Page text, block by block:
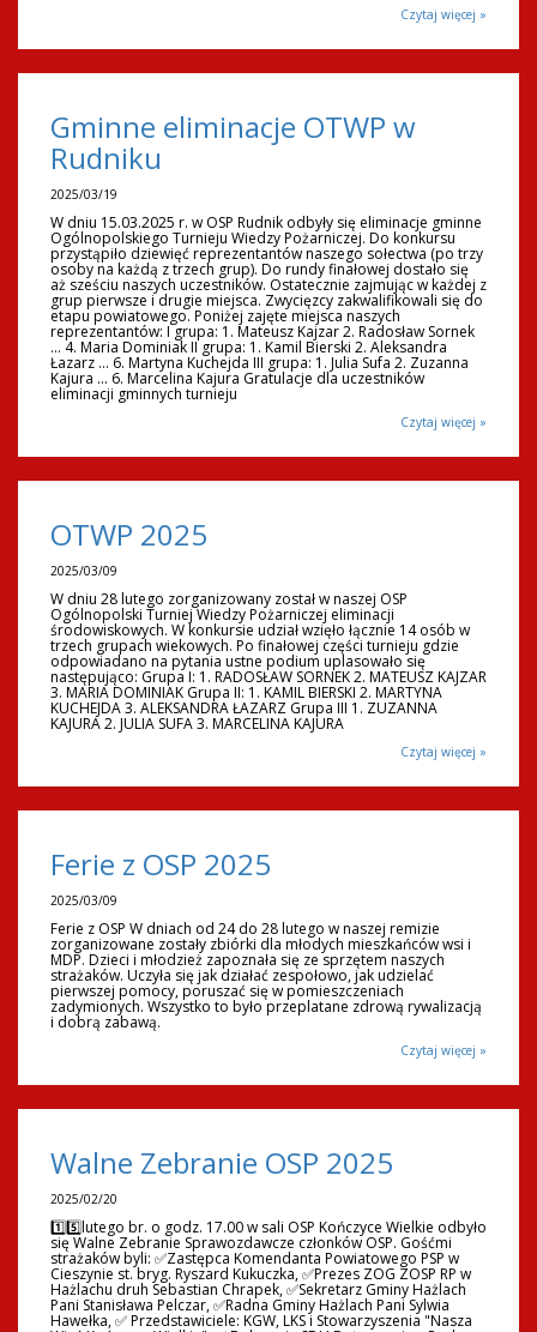
Czytaj więcej »
Gminne eliminacje OTWP w
Rudniku
2025/03/19
W dniu 15.03.2025 r. w OSP Rudnik odbyły się eliminacje gminne
Ogólnopolskiego Turnieju Wiedzy Pożarniczej. Do konkursu
przystąpiło dziewięć reprezentantów naszego sołectwa (po trzy
osoby na każdą z trzech grup). Do rundy finałowej dostało się
aż sześciu naszych uczestników. Ostatecznie zajmując w każdej z
grup pierwsze i drugie miejsca. Zwycięzcy zakwalifikowali się do
etapu powiatowego. Poniżej zajęte miejsca naszych
reprezentantów: I grupa: 1. Mateusz Kajzar 2. Radosław Sornek
... 4. Maria Dominiak II grupa: 1. Kamil Bierski 2. Aleksandra
Łazarz ... 6. Martyna Kuchejda III grupa: 1. Julia Sufa 2. Zuzanna
Kajura ... 6. Marcelina Kajura Gratulacje dla uczestników
eliminacji gminnych turnieju
Czytaj więcej »
OTWP 2025
2025/03/09
W dniu 28 lutego zorganizowany został w naszej OSP
Ogólnopolski Turniej Wiedzy Pożarniczej eliminacji
środowiskowych. W konkursie udział wzięło łącznie 14 osób w
trzech grupach wiekowych. Po finałowej części turnieju gdzie
odpowiadano na pytania ustne podium uplasowało się
następująco: Grupa I: 1. RADOSŁAW SORNEK 2. MATEUSZ KAJZAR
3. MARIA DOMINIAK Grupa II: 1. KAMIL BIERSKI 2. MARTYNA
KUCHEJDA 3. ALEKSANDRA ŁAZARZ Grupa III 1. ZUZANNA
KAJURA 2. JULIA SUFA 3. MARCELINA KAJURA
Czytaj więcej »
Ferie z OSP 2025
2025/03/09
Ferie z OSP W dniach od 24 do 28 lutego w naszej remizie
zorganizowane zostały zbiórki dla młodych mieszkańców wsi i
MDP. Dzieci i młodzież zapoznała się ze sprzętem naszych
strażaków. Uczyła się jak działać zespołowo, jak udzielać
pierwszej pomocy, poruszać się w pomieszczeniach
zadymionych. Wszystko to było przeplatane zdrową rywalizacją
i dobrą zabawą.
Czytaj więcej »
Walne Zebranie OSP 2025
2025/02/20
1️⃣5️⃣lutego br. o godz. 17.00 w sali OSP Kończyce Wielkie odbyło
się Walne Zebranie Sprawozdawcze członków OSP. Gośćmi
strażaków byli: ✅Zastępca Komendanta Powiatowego PSP w
Cieszynie st. bryg. Ryszard Kukuczka, ✅Prezes ZOG ZOSP RP w
Hażlachu druh Sebastian Chrapek, ✅Sekretarz Gminy Hażlach
Pani Stanisława Pelczar, ✅Radna Gminy Hażlach Pani Sylwia
Hawełka, ✅ Przedstawiciele: KGW, LKS i Stowarzyszenia "Nasza